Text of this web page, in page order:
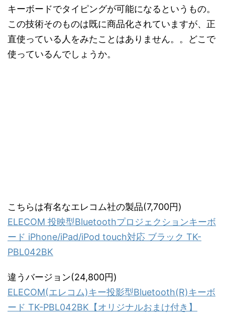
キーボードでタイピングが可能になるというもの。
この技術そのものは既に商品化されていますが、正
直使っている人をみたことはありません。。どこで
使っているんでしょうか。
こちらは有名なエレコム社の製品(7,700円)
ELECOM 投映型Bluetoothプロジェクションキーボ
ード iPhone/iPad/iPod touch対応 ブラック TK-
PBL042BK
違うバージョン(24,800円)
ELECOM(エレコム)キー投影型Bluetooth(R)キーボ
ード TK-PBL042BK【オリジナルおまけ付き】